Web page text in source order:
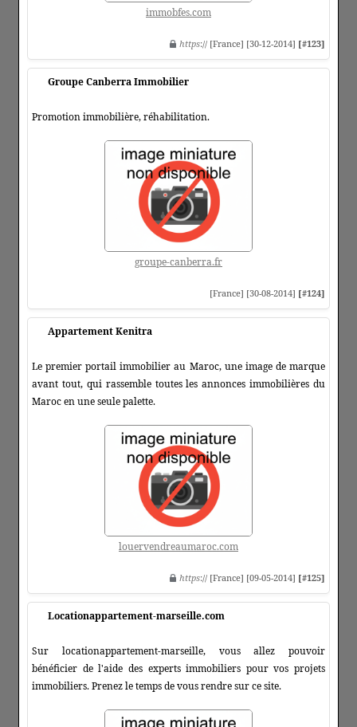
immobfes.com
https:// [France] [30-12-2014] [#123]
Groupe Canberra Immobilier
Promotion immobilière, réhabilitation.
groupe-canberra.fr
[France] [30-08-2014] [#124]
Appartement Kenitra
Le premier portail immobilier au Maroc, une image de marque
avant tout, qui rassemble toutes les annonces immobilières du
Maroc en une seule palette.
louervendreaumaroc.com
https:// [France] [09-05-2014] [#125]
Locationappartement-marseille.com
Sur locationappartement-marseille, vous allez pouvoir
bénéficier de l'aide des experts immobiliers pour vos projets
immobiliers. Prenez le temps de vous rendre sur ce site.